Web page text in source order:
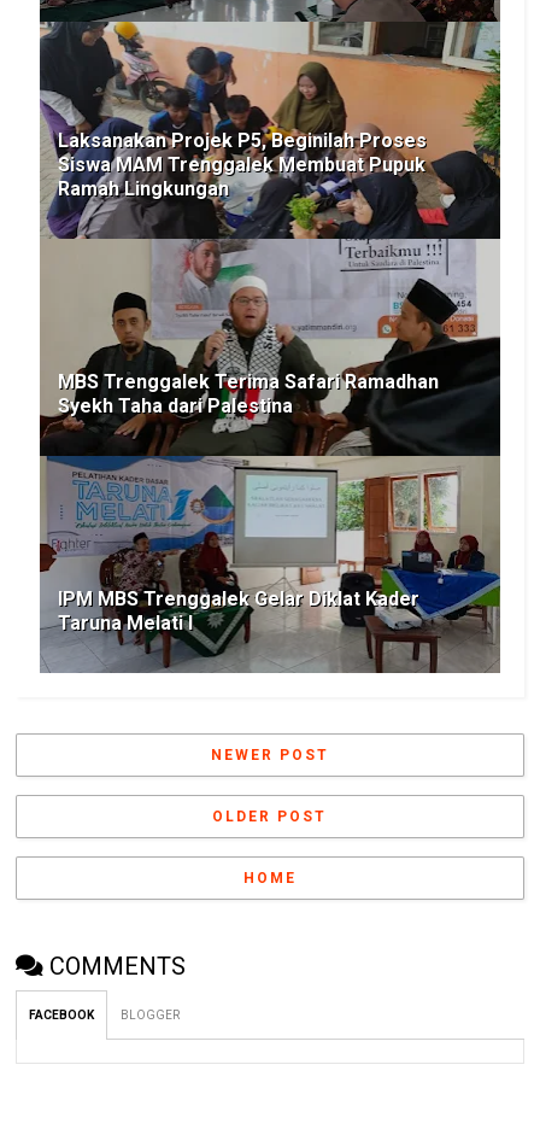
Laksanakan Projek P5, Beginilah Proses
Siswa MAM Trenggalek Membuat Pupuk
Ramah Lingkungan
MBS Trenggalek Terima Safari Ramadhan
Syekh Taha dari Palestina
IPM MBS Trenggalek Gelar Diklat Kader
Taruna Melati I
NEWER POST
OLDER POST
HOME
COMMENTS
FACEBOOK BLOGGER